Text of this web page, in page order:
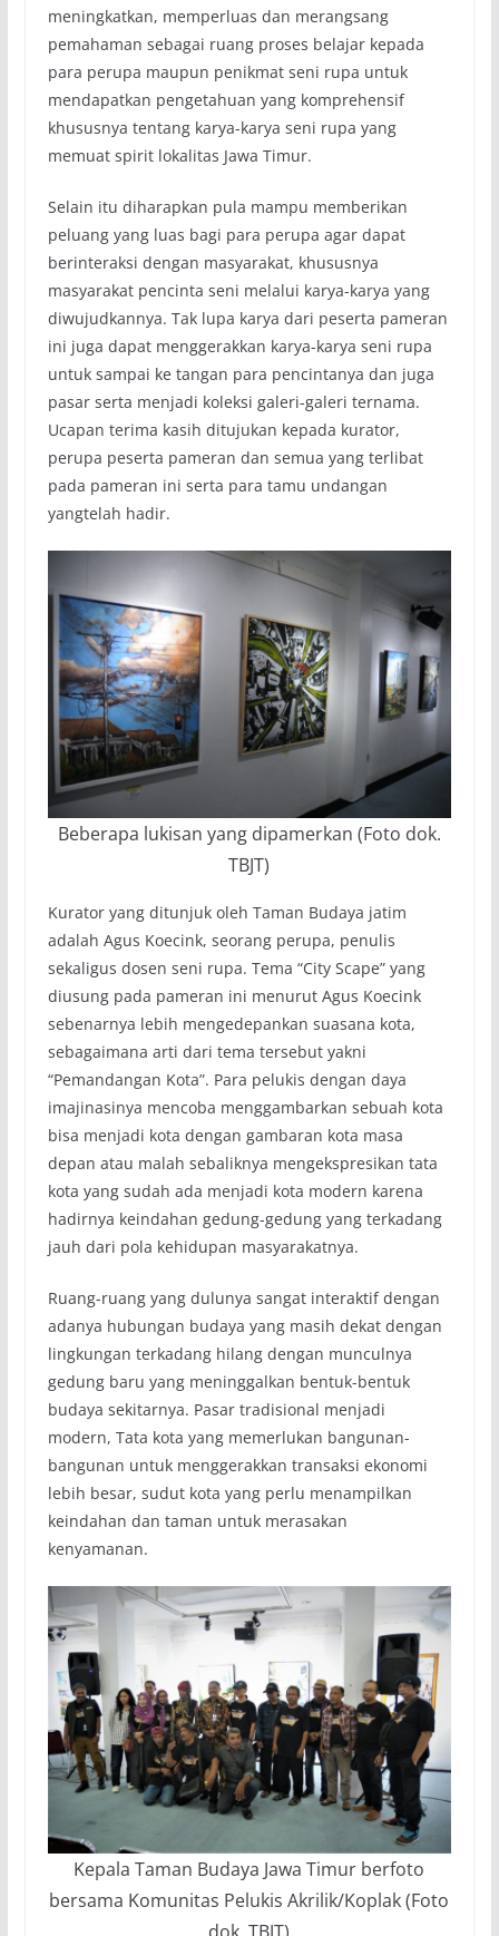
meningkatkan, memperluas dan merangsang
pemahaman sebagai ruang proses belajar kepada
para perupa maupun penikmat seni rupa untuk
mendapatkan pengetahuan yang komprehensif
khususnya tentang karya-karya seni rupa yang
memuat spirit lokalitas Jawa Timur.
Selain itu diharapkan pula mampu memberikan
peluang yang luas bagi para perupa agar dapat
berinteraksi dengan masyarakat, khususnya
masyarakat pencinta seni melalui karya-karya yang
diwujudkannya. Tak lupa karya dari peserta pameran
ini juga dapat menggerakkan karya-karya seni rupa
untuk sampai ke tangan para pencintanya dan juga
pasar serta menjadi koleksi galeri-galeri ternama.
Ucapan terima kasih ditujukan kepada kurator,
perupa peserta pameran dan semua yang terlibat
pada pameran ini serta para tamu undangan
yangtelah hadir.
Beberapa lukisan yang dipamerkan (Foto dok.
TBJT)
Kurator yang ditunjuk oleh Taman Budaya jatim
adalah Agus Koecink, seorang perupa, penulis
sekaligus dosen seni rupa. Tema “City Scape” yang
diusung pada pameran ini menurut Agus Koecink
sebenarnya lebih mengedepankan suasana kota,
sebagaimana arti dari tema tersebut yakni
“Pemandangan Kota”. Para pelukis dengan daya
imajinasinya mencoba menggambarkan sebuah kota
bisa menjadi kota dengan gambaran kota masa
depan atau malah sebaliknya mengekspresikan tata
kota yang sudah ada menjadi kota modern karena
hadirnya keindahan gedung-gedung yang terkadang
jauh dari pola kehidupan masyarakatnya.
Ruang-ruang yang dulunya sangat interaktif dengan
adanya hubungan budaya yang masih dekat dengan
lingkungan terkadang hilang dengan munculnya
gedung baru yang meninggalkan bentuk-bentuk
budaya sekitarnya. Pasar tradisional menjadi
modern, Tata kota yang memerlukan bangunan-
bangunan untuk menggerakkan transaksi ekonomi
lebih besar, sudut kota yang perlu menampilkan
keindahan dan taman untuk merasakan
kenyamanan.
Kepala Taman Budaya Jawa Timur berfoto
bersama Komunitas Pelukis Akrilik/Koplak (Foto